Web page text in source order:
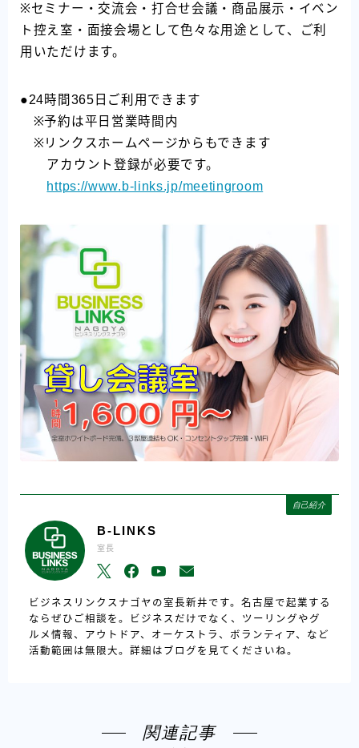
※セミナー・交流会・打合せ会議・商品展示・イベン
ト控え室・面接会場として色々な用途として、ご利
用いただけます。
●24時間365日ご利用できます
※予約は平日営業時間内
※リンクスホームページからもできます
アカウント登録が必要です。
https://www.b-links.jp/meetingroom
自己紹介
B-LINKS
室長
ビジネスリンクスナゴヤの室長新井です。名古屋で起業する
ならぜひご相談を。ビジネスだけでなく、ツーリングやグ
ルメ情報、アウトドア、オーケストラ、ボランティア、など
活動範囲は無限大。詳細はブログを見てくださいね。
関連記事